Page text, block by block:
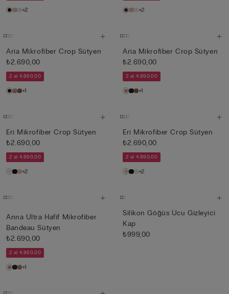
+2 +2
Aria Mikrofiber Crop Sütyen
₺2.690,00
2 al 4.890,00
+1
Aria Mikrofiber Crop Sütyen
₺2.690,00
2 al 4.890,00
+1
Eri Mikrofiber Crop Sütyen
₺2.690,00
2 al 4.890,00
+2
Eri Mikrofiber Crop Sütyen
₺2.690,00
2 al 4.890,00
+2
Anna Ultra Hafif Mikrofiber
Bandeau Sütyen
₺2.690,00
2 al 4.890,00
+1
Silikon Göğüs Ucu Gizleyici
Kap
₺999,00